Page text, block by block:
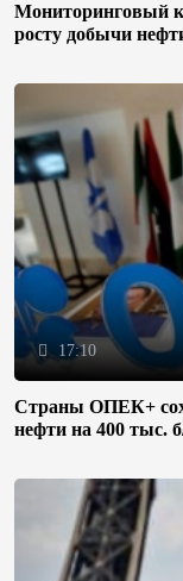
Мониторинговый
росту добычи
17:10
Страны ОПЕК+
нефти на 400 тыс.